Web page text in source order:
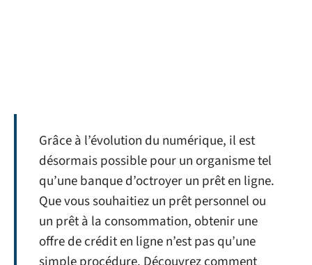
Grâce à l’évolution du numérique, il est
désormais possible pour un organisme tel
qu’une banque d’octroyer un prêt en ligne.
Que vous souhaitiez un prêt personnel ou
un prêt à la consommation, obtenir une
offre de crédit en ligne n’est pas qu’une